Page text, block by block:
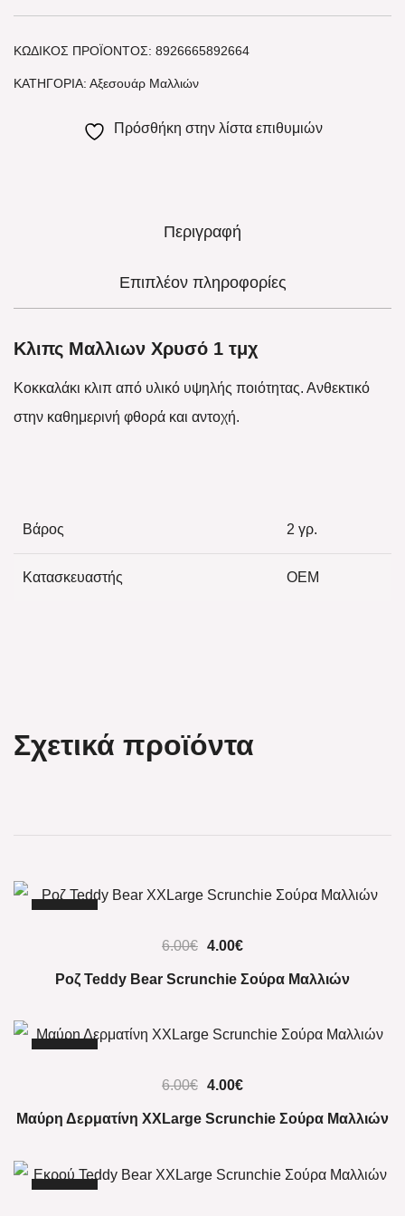
ΚΩΔΙΚΌΣ ΠΡΟΪΌΝΤΟΣ: 8926665892664
ΚΑΤΗΓΟΡΊΑ: Αξεσουάρ Μαλλιών
Πρόσθήκη στην λίστα επιθυμιών
Περιγραφή
Επιπλέον πληροφορίες
Κλιπς Μαλλιων Χρυσό 1 τμχ
Κοκκαλάκι κλιπ από υλικό υψηλής ποιότητας. Ανθεκτικό
στην καθημερινή φθορά και αντοχή.
Βάρος 2 γρ.
Κατασκευαστής OEM
Σχετικά προϊόντα
-33%
6.00€ 4.00€
Ροζ Teddy Bear Scrunchie Σούρα Μαλλιών
-33%
6.00€ 4.00€
Μαύρη Δερματίνη XXLarge Scrunchie Σούρα Μαλλιών
-33%